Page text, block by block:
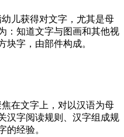
儿获得对文字，尤其是母
：知道文字与图画和其他视
块字，由部件构成。
在文字上，对以汉语为母
汉字阅读规则、汉字组成规
的经验。